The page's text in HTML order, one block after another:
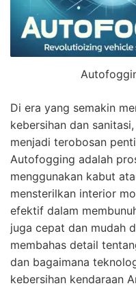
Di era yang semakin
kebersihan dan
menjadi terobosan
Autofogging adalah
menggunakan kabut
mensterilkan interior
efektif dalam
juga cepat dan mudah
membahas detail
dan bagaimana
kebersihan kendaraan